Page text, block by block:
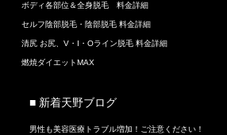
ボディ各部位＆全身脱毛 料金詳細
セルフ陰部脱毛・陰部脱毛 料金詳細
清尻 お尻、V・I・Oライン脱毛 料金詳細
燃焼ダイエットMAX
■ 新着天野ブログ
男性も美容医療トラブル増加！ご注意ください！